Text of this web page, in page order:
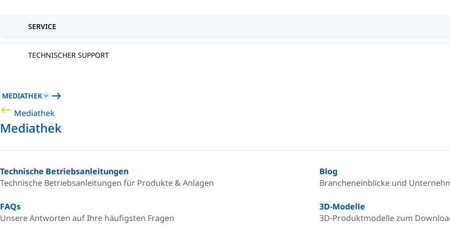
SERVICE
TECHNISCHER SUPPORT
MEDIATHEK
Mediathek
Mediathek
Technische Betriebsanleitungen
Technische Betriebsanleitungen für Produkte & Anlagen
Blog
Brancheneinblicke und
FAQs
Unsere Antworten auf Ihre häufigsten Fragen
3D-Modelle
3D-Produktmodelle zum